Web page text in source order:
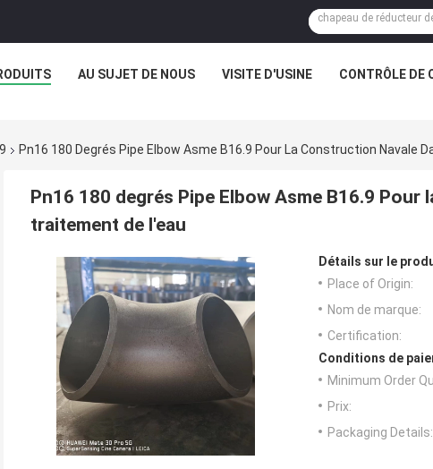
AU SUJET DE NOUS VISITE D'USINE CONTRÔLE DE
Pn16 180 Degrés Pipe Elbow Asme B16.9 Pour La Construction Navale
Pn16 180 degrés Pipe Elbow Asme B16.9
traitement de l'eau
Détails sur le
Place of Origin:
Nom de marque:
Certification:
Conditions de
Minimum Order
Prix:
Packaging Details: